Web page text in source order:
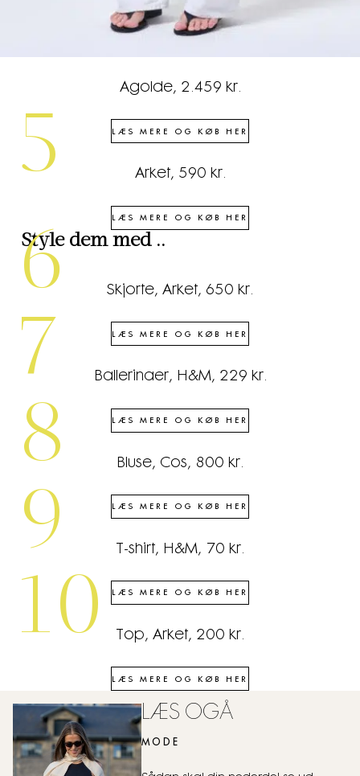
Agolde, 2.459 kr.
LÆS MERE OG KØB HER
5 Arket, 590 kr.
LÆS MERE OG KØB HER
Style dem med ..
6 Skjorte, Arket, 650 kr.
LÆS MERE OG KØB HER
7 Ballerinaer, H&M, 229 kr.
LÆS MERE OG KØB HER
8 Bluse, Cos, 800 kr.
LÆS MERE OG KØB HER
9 T-shirt, H&M, 70 kr.
LÆS MERE OG KØB HER
10 Top, Arket, 200 kr.
LÆS MERE OG KØB HER
LÆS OGÅ
MODE